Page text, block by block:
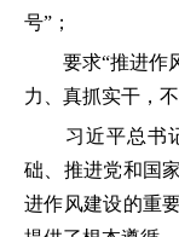
号”；
要求“推进作风
力、真抓实干，
习近平总书记
础、推进党和国
进作风建设的重